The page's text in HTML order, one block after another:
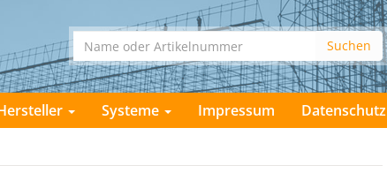
Systeme Impressum Datenschutz